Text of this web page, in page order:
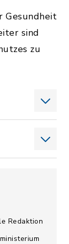
Gesundheit
sind
zu
Redaktion